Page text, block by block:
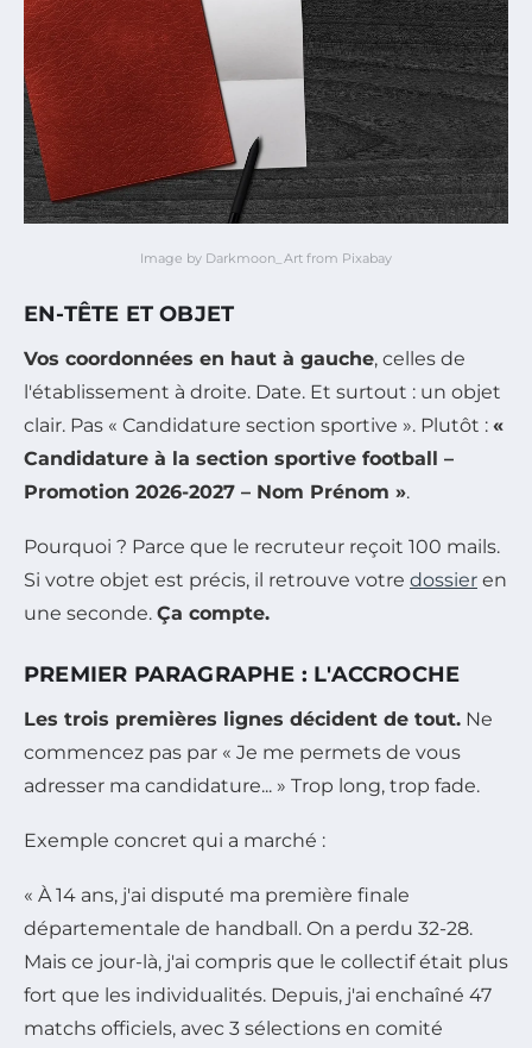
Image by Darkmoon_Art from Pixabay
EN-TÊTE ET OBJET
Vos coordonnées en haut à gauche, celles de
l'établissement à droite. Date. Et surtout : un objet
clair. Pas « Candidature section sportive ». Plutôt : «
Candidature à la section sportive football –
Promotion 2026-2027 – Nom Prénom ».
Pourquoi ? Parce que le recruteur reçoit 100 mails.
Si votre objet est précis, il retrouve votre dossier en
une seconde. Ça compte.
PREMIER PARAGRAPHE : L'ACCROCHE
Les trois premières lignes décident de tout. Ne
commencez pas par « Je me permets de vous
adresser ma candidature... » Trop long, trop fade.
Exemple concret qui a marché :
« À 14 ans, j'ai disputé ma première finale
départementale de handball. On a perdu 32-28.
Mais ce jour-là, j'ai compris que le collectif était plus
fort que les individualités. Depuis, j'ai enchaîné 47
matchs officiels, avec 3 sélections en comité